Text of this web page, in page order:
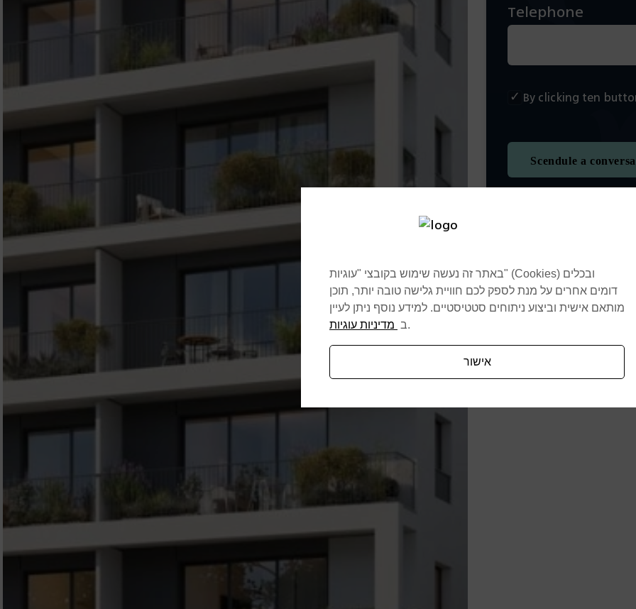
Telephone
By clicking ten
Scendule a
באתר זה נעשה שימוש בקובצי "עוגיות" (Cookies) ובכלים
דומים אחרים על מנת לספק לכם חוויית גלישה טובה יותר, תוכן
מותאם אישית וביצוע ניתוחים סטטיסטיים. למידע נוסף ניתן לעיין
ב מדיניות עוגיות .
אישור